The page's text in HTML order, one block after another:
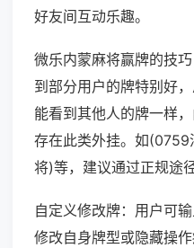
好友间互动乐趣。
微乐内蒙麻将赢牌的技
到部分用户的牌特别好
能看到其他人的牌一样
存在此类外挂。如(0759
将)等，建议通过正规途
自定义修改牌：用户可
修改自身牌型或隐藏操